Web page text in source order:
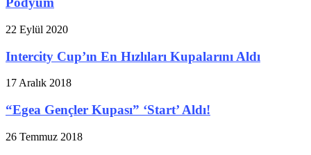
22 Eylül 2020
Intercity Cup’ın En Hızlıları Kupalarını Aldı
17 Aralık 2018
“Egea Gençler Kupası” ‘Start’ Aldı!
26 Temmuz 2018